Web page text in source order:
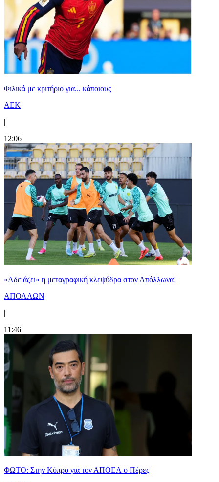
Φιλικά με κριτήριο για... κάποιους
ΑΕΚ
|
12:06
«Αδειάζει» η μεταγραφική κλεψύδρα στον Απόλλωνα!
ΑΠΟΛΛΩΝ
|
11:46
ΦΩΤΟ: Στην Κύπρο για τον ΑΠΟΕΛ ο Πέρες